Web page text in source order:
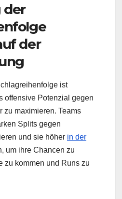
der
der
ist
offensive Potenzial gegen
zu maximieren. Teams
Splits gegen
und sie höher in der
um ihre Chancen zu
zu kommen und Runs zu